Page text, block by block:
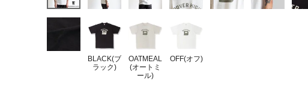
BLACK(ブ
ラック)
OATMEAL
(オートミ
ール)
OFF(オフ)